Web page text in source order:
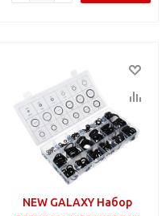
NEW GALAXY Набор